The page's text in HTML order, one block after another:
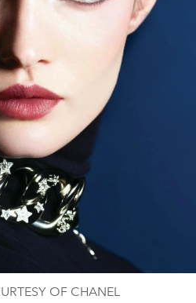
OF CHANEL